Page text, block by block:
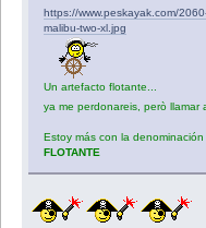
https://www.peskayak.com/
malibu-two-xl.jpg
Un artefacto flotante...
ya me perdonareis, però
Estoy más con la
FLOTANTE